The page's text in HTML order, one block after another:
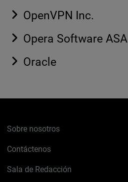
OpenVPN Inc.
Opera Software ASA
Oracle
Sobre nosotros
Contáctenos
Sala de Redacción